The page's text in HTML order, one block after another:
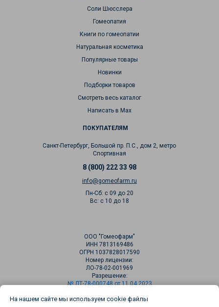
ООО "Гомеофарм"
ИНН 7813169486
ОГРН 1037828017590
Номер лицензии:
ЛО-78-02-001969
Разрешение:
№ ДТ-78-000748 от 11.04.2023
ПОКУПАТЕЛЯМ
Соли Шюсслера
Гомеопатия
Книги по гомеопатии
Натуральная косметика
Популярные товары
Новинки
Подборки товаров
Смотреть весь каталог
Написать в Max
Санкт-Петербург, Большой пр. П.С., дом 2, метро
Спортивная
8 (800) 222 33 98
info@gomeofarm.ru
Пн-Сб: с 09 до 20
Вс: с 10 до 18
На нашем сайте мы используем cookie файлы